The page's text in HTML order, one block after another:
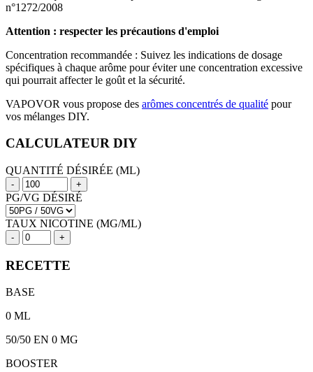
n°1272/2008
Attention : respecter les précautions d'emploi
Concentration recommandée : Suivez les indications de dosage
spécifiques à chaque arôme pour éviter une concentration excessive
qui pourrait affecter le goût et la sécurité.
VAPOVOR vous propose des arômes concentrés de qualité pour
vos mélanges DIY.
CALCULATEUR DIY
QUANTITÉ DÉSIRÉE (ML)
- +
PG/VG DÉSIRÉ
TAUX NICOTINE (MG/ML)
- +
RECETTE
BASE
0 ML
50/50 EN 0 MG
BOOSTER